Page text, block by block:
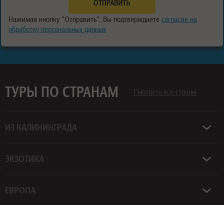
Нажимая кнопку "Отправить", Вы подтверждаете согласие на
обработку персональных данных
ТУРЫ ПО СТРАНАМ Смотреть все страны
ИЗ КАЛИНИНГРАДА
ЭКЗОТИКА
ЕВРОПА